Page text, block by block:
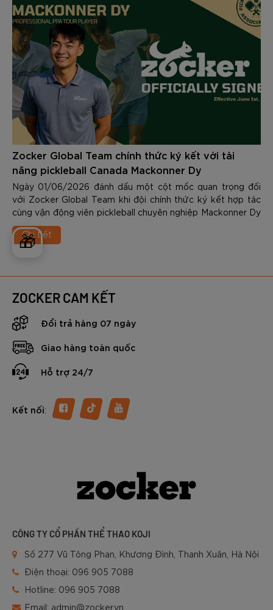
🎁
Zocker Global Team chính thức ký kết với tài
năng pickleball Canada Mackonner Dy
Ngày 01/06/2026 đánh dấu một cột mốc quan trọng đối
với Zocker Global Team khi đội chính thức ký kết hợp tác
cùng vận động viên pickleball chuyên nghiệp Mackonner Dy
- một trong những tài năng trẻ nổi bật nhất của làng
pickleball quốc tế hiện nay.
Chi tiết
ZOCKER CAM KẾT
Đổi trả hàng 07 ngày
Giao hàng toàn quốc
Hỗ trợ 24/7
Kết nối:
CÔNG TY CỔ PHẦN THỂ THAO KOJI
Số 277 Vũ Tông Phan, Khương Đình, Thanh Xuân, Hà Nội
Điện thoại: 096 905 7088
Hotline: 096 905 7088
Email: admin@zocker.vn